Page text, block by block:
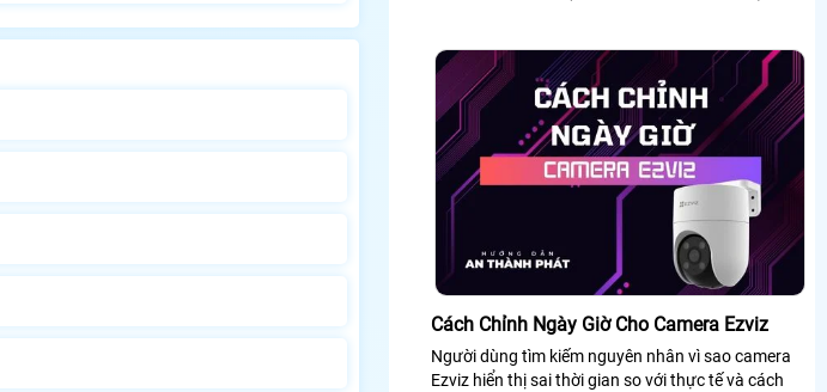
Cách Chỉnh Ngày Giờ Cho Camera Ezviz
Người dùng tìm kiếm nguyên nhân vì sao camera
Ezviz hiển thị sai thời gian so với thực tế và cách